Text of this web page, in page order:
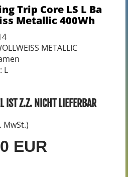
Trip Core LS L Ba
Metallic 400Wh
METALLIC
L
IST Z.Z. NICHT LIEFERBAR
MwSt.)
EUR